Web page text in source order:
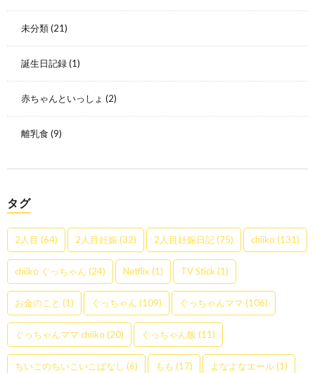
未分類(21)
誕生日記録(1)
赤ちゃんといっしょ (2)
離乳食 (9)
タグ
2人目 (64) 2人目妊娠(32) 2人目妊娠日記(75) chiiko (131)
chiiko ぐっちゃん (24) Netflix (1) TV Stick(1)
お金のこと (1) ぐっちゃん (109) ぐっちゃんママ (106)
ぐっちゃんママ chiiko (20) ぐっちゃん飯 (11)
ちいこのちいこいこばなし (6) もも (17) よなよなエール(1)